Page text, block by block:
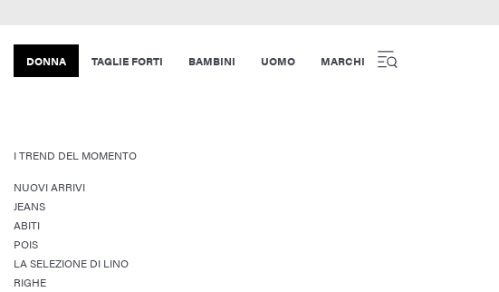
DONNA TAGLIE FORTI BAMBINI UOMO MARCHI
I TREND DEL MOMENTO
NUOVI ARRIVI
JEANS
ABITI
POIS
LA SELEZIONE DI LINO
RIGHE